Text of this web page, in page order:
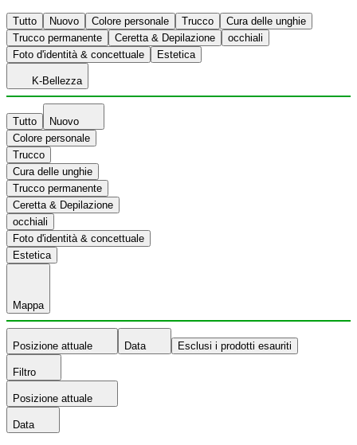
Tutto Nuovo Colore personale Trucco
Cura delle unghie
Trucco permanente
Ceretta & Depilazione
occhiali
Foto d'identità & concettuale
Estetica
K-Bellezza
Tutto
Nuovo
Colore personale
Trucco
Cura delle unghie
Trucco permanente
Ceretta & Depilazione
occhiali
Foto d'identità & concettuale
Estetica
Mappa
Posizione attuale Data Esclusi i prodotti esauriti
Filtro
Posizione attuale
Data